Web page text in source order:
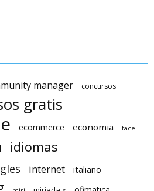
manager concursos
gratis
ecommerce economia face
idiomas
internet italiano